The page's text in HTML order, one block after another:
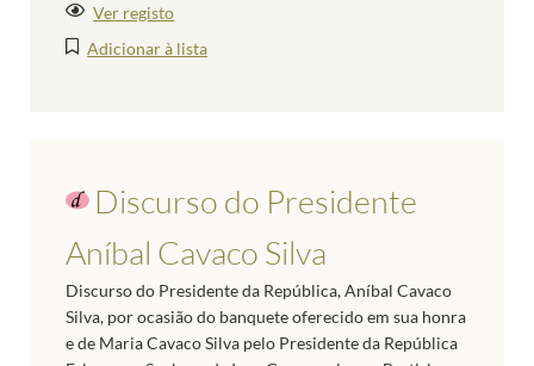
Ver registo
Adicionar à lista
Discurso do Presidente
Aníbal Cavaco Silva
Discurso do Presidente da República, Aníbal Cavaco
Silva, por ocasião do banquete oferecido em sua honra
e de Maria Cavaco Silva pelo Presidente da República